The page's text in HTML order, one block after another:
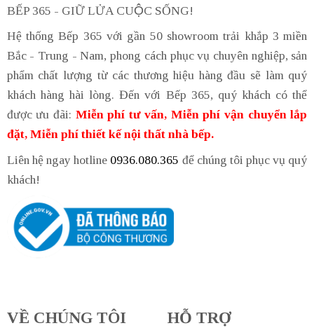
BẾP 365 - GIỮ LỬA CUỘC SỐNG!
Hệ thống Bếp 365 với gần 50 showroom trải khắp 3 miền
Bắc - Trung - Nam, phong cách phục vụ chuyên nghiệp, sản
phẩm chất lượng từ các thương hiệu hàng đầu sẽ làm quý
khách hàng hài lòng. Đến với Bếp 365, quý khách có thể
được ưu đãi: Miễn phí tư vấn, Miễn phí vận chuyển lắp
đặt, Miễn phí thiết kế nội thất nhà bếp.
Liên hệ ngay hotline 0936.080.365 để chúng tôi phục vụ quý
khách!
VỀ CHÚNG TÔI HỖ TRỢ